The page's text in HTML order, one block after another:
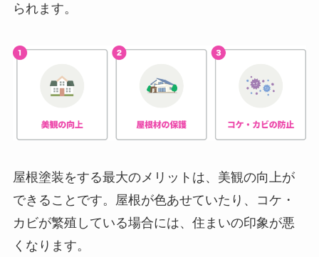
られます。
屋根塗装をする最大のメリットは、美観の向上が
できることです。屋根が色あせていたり、コケ・
カビが繁殖している場合には、住まいの印象が悪
くなります。